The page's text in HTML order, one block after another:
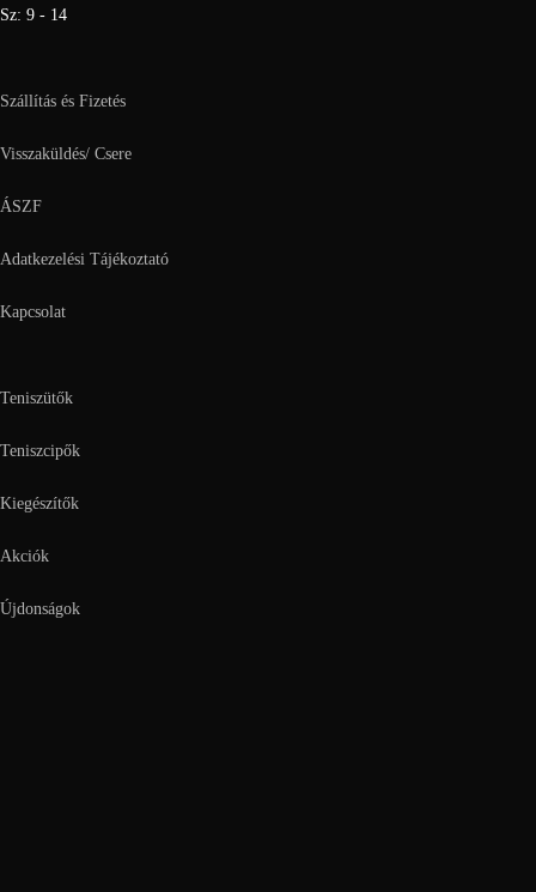
Sz: 9 - 14
Szállítás és Fizetés
Visszaküldés/ Csere
ÁSZF
Adatkezelési Tájékoztató
Kapcsolat
Teniszütők
Teniszcipők
Kiegészítők
Akciók
Újdonságok